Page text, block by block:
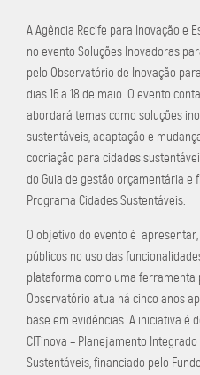
A Agência Recife para Inovação e
no evento Soluções Inovadoras
pelo Observatório de Inovação
dias 16 a 18 de maio. O evento
abordará temas como soluções
sustentáveis, adaptação e
cocriação para cidades
do Guia de gestão orçamentária e
Programa Cidades Sustentáveis.
O objetivo do evento é
públicos no uso das
plataforma como uma ferramenta
Observatório atua há cinco anos
base em evidências. A iniciativa é
CITinova – Planejamento
Sustentáveis, financiado pelo